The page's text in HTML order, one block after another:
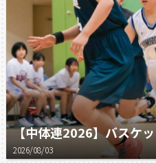
2026/08/03